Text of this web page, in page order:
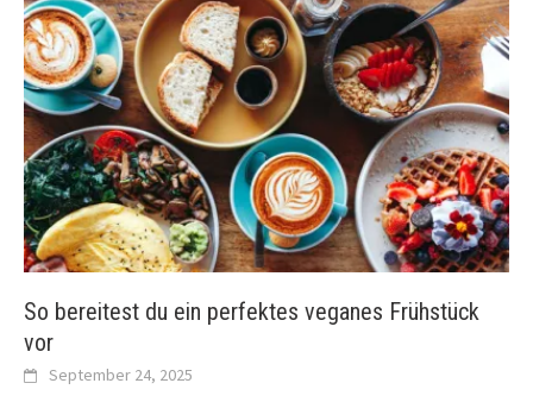
So bereitest du ein perfektes veganes Frühstück
vor
September 24, 2025